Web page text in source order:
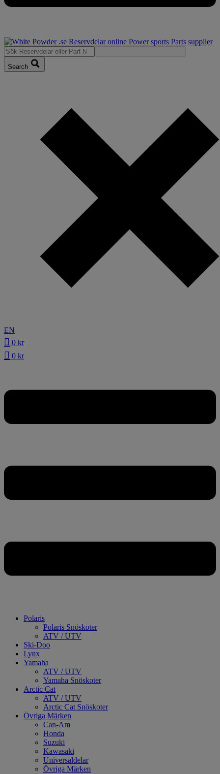
Search
EN
0 kr
0 kr
Polaris
Polaris Snöskoter
ATV / UTV
Ski-Doo
Lynx
Yamaha
ATV / UTV
Yamaha Snöskoter
Arctic Cat
ATV / UTV
Arctic Cat Snöskoter
Övriga Märken
Can-Am
Honda
Suzuki
Kawasaki
Universaldelar
Övriga Märken